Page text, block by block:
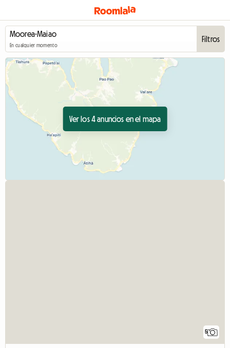
En cualquier momento
Filtros
Ver los 4 anuncios en el mapa
5